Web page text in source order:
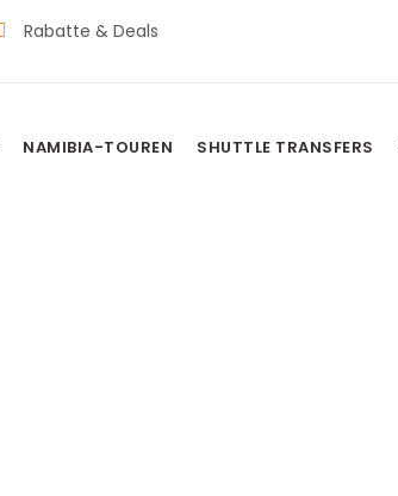
Rabatte & Deals
NAMIBIA-TOUREN SHUTTLE TRANSFERS